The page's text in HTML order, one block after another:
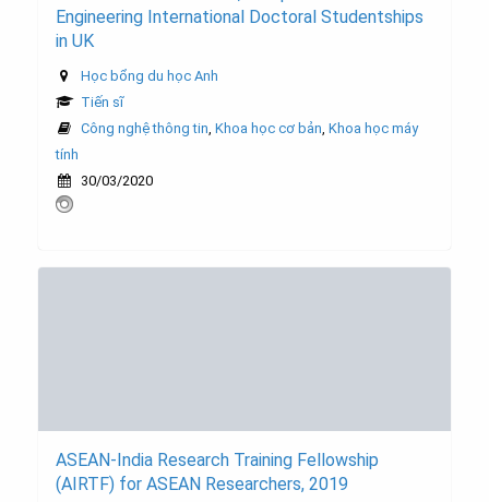
Engineering International Doctoral Studentships
in UK
Học bổng du học Anh
Tiến sĩ
Công nghệ thông tin Khoa học cơ bản Khoa học máy
tính
30/03/2020
ASEAN-India Research Training Fellowship
(AIRTF) for ASEAN Researchers, 2019